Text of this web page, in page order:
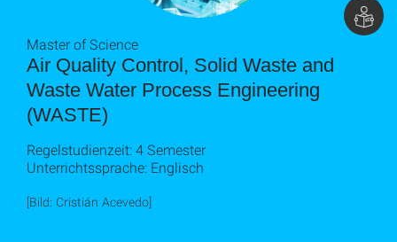
Air Quality Control, Solid Waste and
Waste Water Process Engineering
(WASTE)
Master of Science
Regelstudienzeit: 4 Semester
Unterrichtssprache: Englisch
[Bild: Cristián Acevedo]